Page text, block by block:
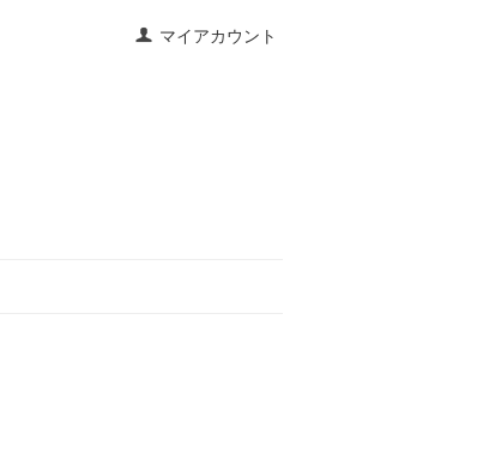
マイアカウント